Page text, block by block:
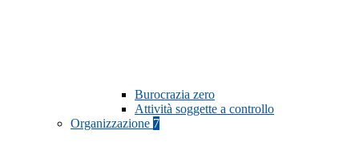
Burocrazia zero
Attività soggette a controllo
Organizzazione 7